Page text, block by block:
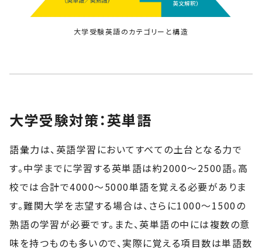
大学受験英語のカテゴリーと構造
大学受験対策：英単語
語彙力は、英語学習においてすべての土台となる力で
す。中学までに学習する英単語は約2000〜2500語。高
校では合計で4000～5000単語を覚える必要がありま
す。難関大学を志望する場合は、さらに1000〜1500の
熟語の学習が必要です。また、英単語の中には複数の意
味を持つものも多いので、実際に覚える項目数は単語数